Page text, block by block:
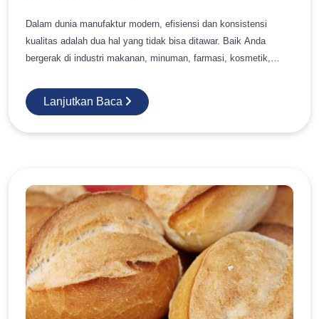
Whipped cream Saus cokelat Potongan brownie Mengapa
Puding Cokelat Sangat Populer Cokelat memiliki rasa yang
universal dan mudah disukai. Kombinasi rasa manis dan sedikit
Selain itu: Cocok untuk segala usia Mudah dipadukan dengan
topping lain Tampilannya elegan dan menggoda Variasi Puding
Belgian chocolate pudding Choco lava pudding Chocolate
dikenal dengan rasa manis yang lembut dan aroma khas gula
karamel. Dessert ini sering disebut juga sebagai caramel custard
atau flan di beberapa negara. Ciri khasnya: Lapisan karamel cair
di bagian atas Tekstur creamy seperti custard Rasa yang lembut
dan elegan Asal Usul Puding Karamel Puding karamel memiliki
akar kuliner Eropa dan Amerika Latin. Di negara seperti Jepang,
dessert ini juga sangat populer dengan nama “purin.” Bahan
dasarnya meliputi: Telur Susu Gula Vanilla Mengapa Banyak
Dalam dunia manufaktur modern, efisiensi dan konsistensi
kualitas adalah dua hal yang tidak bisa ditawar. Baik Anda
bergerak di industri makanan, minuman, farmasi, kosmetik,
muncul: produk yang lengket, menggumpal, atau sulit mengalir.
Masalah ini sering dianggap kecil, tetapi dampaknya bisa sangat
kelancaran operasional pabrik. Artikel ini akan membahas
secara mendalam mengapa pabrik Anda membutuhkan anti-
sticking agent berkualitas, bagaimana dampaknya terhadap
produksi, serta bagaimana memilih solusi yang tepat untuk
kebutuhan industri Anda. Masalah Nyata di Lapangan: Produk
Lengket Bukan Sekadar Gangguan Kecil Dalam praktik industri,
produk yang menggumpal bukan hanya masalah estetika. Ini
adalah masalah operasional yang nyata dan sering kali mahal.
Lanjutkan Baca